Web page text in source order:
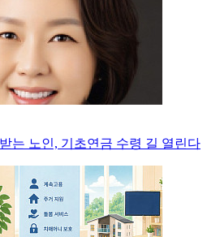
는 노인, 기초연금 수령 길 열린다